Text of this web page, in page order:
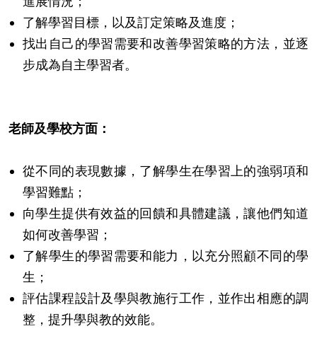
了解學習目標，以及訂定策略及進度；
找出自己的學習需要和改善學習策略的方法，並逐
步成為自主學習者。
老師及學校方面：
從不同的表現數據，了解學生在學習上的強弱項和
學習難點；
向學生提供有效益的回饋和具體建議，讓他們知道
如何改善學習；
了解學生的學習需要和能力，以充分照顧不同的學
生；
評估課程設計及學與教施行工作，並作出相應的調
整，提升學與教的效能。